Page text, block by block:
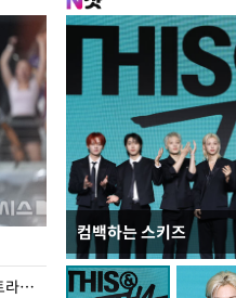
삼성전자, 7일부터 갤럭시 Z 폴드8 울트라·폴드8·플립8 출시
컴백하는 스키즈
입추 하루 앞둔 전남
폭염